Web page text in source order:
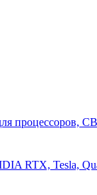
процессоров,
RTX, Tesla,